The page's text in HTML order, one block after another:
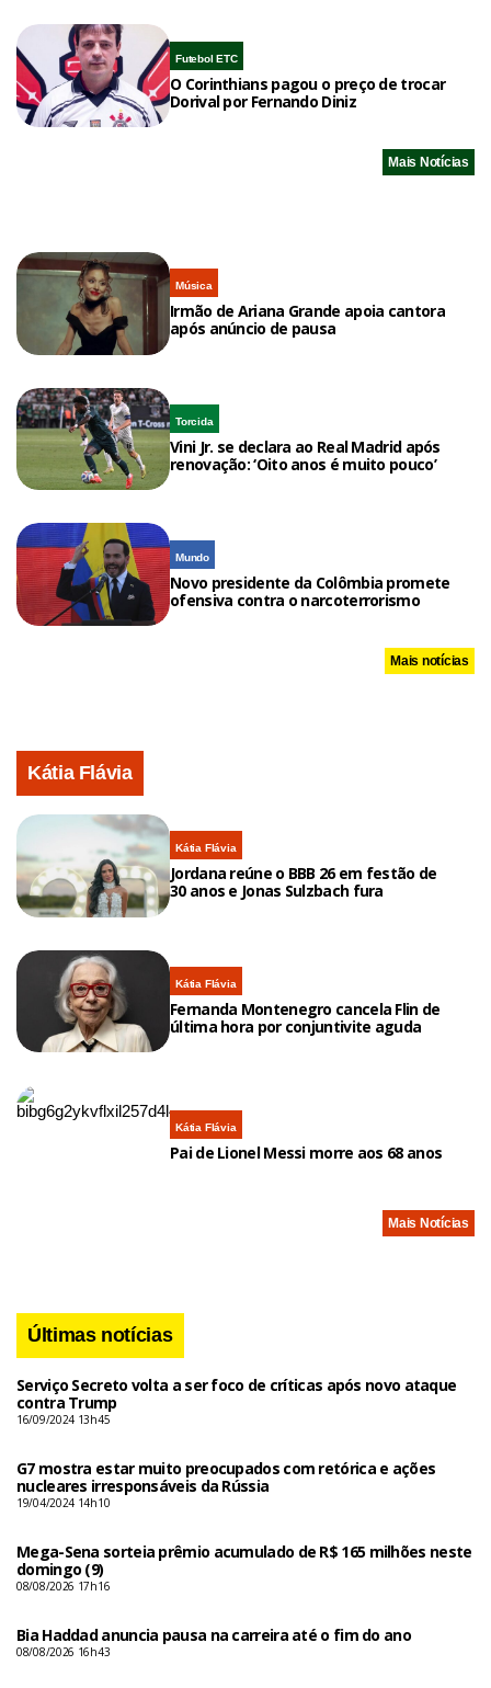
Futebol ETC
O Corinthians pagou o preço de trocar
Dorival por Fernando Diniz
Mais Notícias
Música
Irmão de Ariana Grande apoia cantora
após anúncio de pausa
Torcida
Vini Jr. se declara ao Real Madrid após
renovação: ‘Oito anos é muito pouco’
Mundo
Novo presidente da Colômbia promete
ofensiva contra o narcoterrorismo
Mais notícias
Kátia Flávia
Kátia Flávia
Jordana reúne o BBB 26 em festão de
30 anos e Jonas Sulzbach fura
Kátia Flávia
Fernanda Montenegro cancela Flin de
última hora por conjuntivite aguda
Kátia Flávia
Pai de Lionel Messi morre aos 68 anos
Mais Notícias
Últimas notícias
Serviço Secreto volta a ser foco de críticas após novo ataque
contra Trump
16/09/2024 13h45
G7 mostra estar muito preocupados com retórica e ações
nucleares irresponsáveis da Rússia
19/04/2024 14h10
Mega-Sena sorteia prêmio acumulado de R$ 165 milhões neste
domingo (9)
08/08/2026 17h16
Bia Haddad anuncia pausa na carreira até o fim do ano
08/08/2026 16h43